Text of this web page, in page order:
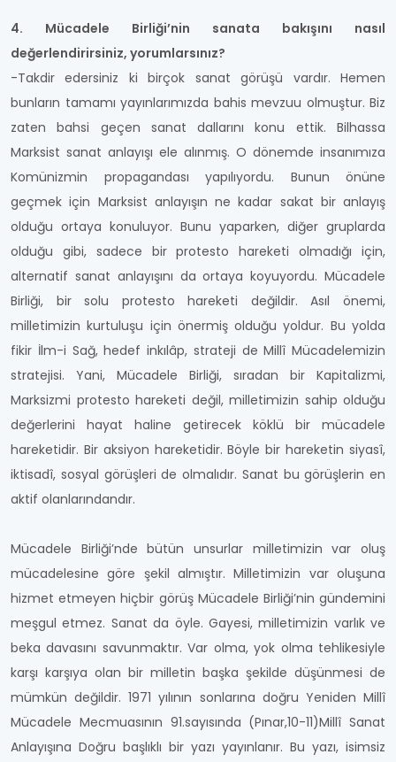
4. Mücadele Birliği’nin sanata bakışını nasıl
değerlendirirsiniz, yorumlarsınız?
-Takdir edersiniz ki birçok sanat görüşü vardır. Hemen
bunların tamamı yayınlarımızda bahis mevzuu olmuştur. Biz
zaten bahsi geçen sanat dallarını konu ettik. Bilhassa
Marksist sanat anlayışı ele alınmış. O dönemde insanımıza
Komünizmin propagandası yapılıyordu. Bunun önüne
geçmek için Marksist anlayışın ne kadar sakat bir anlayış
olduğu ortaya konuluyor. Bunu yaparken, diğer gruplarda
olduğu gibi, sadece bir protesto hareketi olmadığı için,
alternatif sanat anlayışını da ortaya koyuyordu. Mücadele
Birliği, bir solu protesto hareketi değildir. Asıl önemi,
milletimizin kurtuluşu için önermiş olduğu yoldur. Bu yolda
fikir İlm-i Sağ, hedef inkılâp, strateji de Millî Mücadelemizin
stratejisi. Yani, Mücadele Birliği, sıradan bir Kapitalizmi,
Marksizmi protesto hareketi değil, milletimizin sahip olduğu
değerlerini hayat haline getirecek köklü bir mücadele
hareketidir. Bir aksiyon hareketidir. Böyle bir hareketin siyasî,
iktisadî, sosyal görüşleri de olmalıdır. Sanat bu görüşlerin en
aktif olanlarındandır.
Mücadele Birliği’nde bütün unsurlar milletimizin var oluş
mücadelesine göre şekil almıştır. Milletimizin var oluşuna
hizmet etmeyen hiçbir görüş Mücadele Birliği’nin gündemini
meşgul etmez. Sanat da öyle. Gayesi, milletimizin varlık ve
beka davasını savunmaktır. Var olma, yok olma tehlikesiyle
karşı karşıya olan bir milletin başka şekilde düşünmesi de
mümkün değildir. 1971 yılının sonlarına doğru Yeniden Millî
Mücadele Mecmuasının 91.sayısında (Pınar,10-11)Millî Sanat
Anlayışına Doğru başlıklı bir yazı yayınlanır. Bu yazı, isimsiz